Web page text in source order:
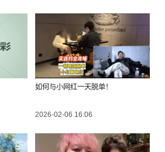
如何与小网红一天脱单！
2026-02-06 16:06